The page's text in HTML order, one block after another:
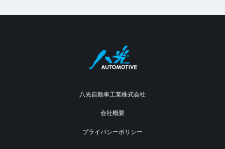
八光自動車工業株式会社
会社概要
プライバシーポリシー